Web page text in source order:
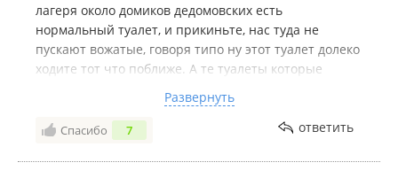
(Владивосток - Лагерь - Владивосток) уточняется отдельно;
(Находка - Лагерь - Находка) уточняется отдельно.
Общественным транспортом:
Из Владивостока электропоездом Владивосток-
№513 до Партизанска, далее на такси.
Личным автотранспортом:
лагеря около домиков дедомовских есть
нормальный туалет, и прикиньте, нас туда не
пускают вожатые, говоря типо ну этот туалет долеко
ходите тот что поближе. А те туалеты которые
дети телефон роняют и все потому что достать его
невозможно, поэтому лучше ходить в туалет без
мне каждую ночь приспичивает по маленькому и
Развернуть
Спасибо 7 ответить